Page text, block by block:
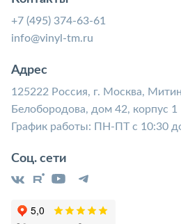
+7 (495) 374-63-61
info@vinyl-tm.ru
Адрес
125222 Россия, г. Москва,
Белобородова, дом 42, корпус 1
График работы: ПН-ПТ с 10:30
Соц. сети